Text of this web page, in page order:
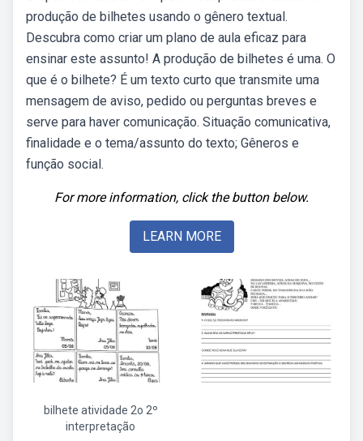
produção de bilhetes usando o gênero textual.
Descubra como criar um plano de aula eficaz para
ensinar este assunto! A produção de bilhetes é uma. O
que é o bilhete? É um texto curto que transmite uma
mensagem de aviso, pedido ou perguntas breves e
serve para haver comunicação. Situação comunicativa,
finalidade e o tema/assunto do texto; Gêneros e
função social.
For more information, click the button below.
LEARN MORE
bilhete atividade 2o 2º
interpretação